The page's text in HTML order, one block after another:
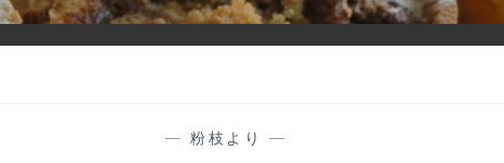
— 粉枝より —